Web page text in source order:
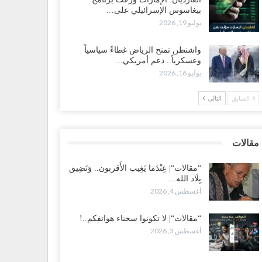
بعد اقتحام منزل شيخ بارز.. قبائل الصحراء
تبدأ احتشاداً على الحدود السعودية..!
2, 2026
غضبٍ جنوباً.. دعوات لإغلاق مطرح فدغم مع تحوله من
للتجنيد إلى ساحة لتصفية قادة التحالف..!
2, 2026
لإشعال حرب..!
تغييرات سعودية بصفوف قيادة “درع الوطن”
بالعبر.. هل بدأت الرياض إعادة هيكلة فصائلها بعد…
بيغاسوس الإسرائيلي على…
يوليو 19, 2026
واشنطن تمنح الرياض غطاءً سياسياً
وعسكرياً.. دعم أمريكي…
يوليو 16, 2026
السابق التالي
مقالات
“مقالات“| عِنْدَما يَغِيب الأَقربون.. وَتَضِيق
بِلَاد الله…
أغسطس 4, 2026
“مقالات“| لا تكونوا سجناء هواتفكم..!
أغسطس 3, 2026